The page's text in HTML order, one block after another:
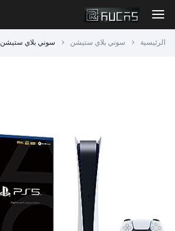
الرئيسية سوني بلاي ستيشن سوني بلاي ستيشن 5 النسخة الرقمية